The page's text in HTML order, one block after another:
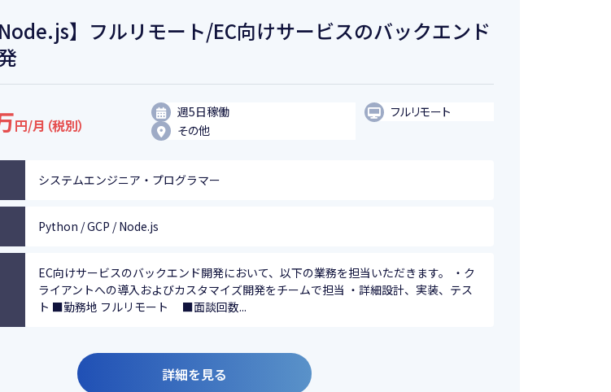
Node.js】フルリモート/EC向けサービスのバックエンド
円/月（税別）
週5日稼働
フルリモート
その他
システムエンジニア・プログラマー
Python / GCP / Node.js
EC向けサービスのバックエンド開発において、以下の業務を担当いただきます。 ・ク
ライアントへの導入およびカスタマイズ開発をチームで担当 ・詳細設計、実装、テス
ト ■勤務地 フルリモート ■面談回数...
詳細を見る